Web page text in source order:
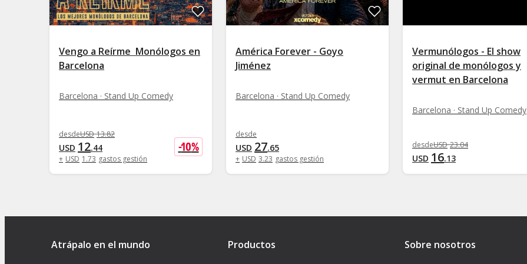
Vengo a Reírme  Monólogos en
Barcelona
Barcelona · Stand Up Comedy
desdeUSD 13.82
USD 12.44
+ USD 1 .73 gastos gestión
-10%
América Forever - Goyo
Jiménez
Barcelona · Stand Up Comedy
desde
USD 27.65
+ USD 3.23 gastos gestión
Vermunólogos - El show
original de monólogos y
vermut en Barcelona
Barcelona · Stand Up Comedy
desdeUSD 23.04
USD 16.13
Atrápalo en el mundo Productos Sobre nosotros